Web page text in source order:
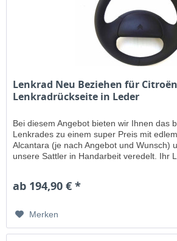
Lenkrad Neu Beziehen für
Lenkradrückseite in Leder
Bei diesem Angebot bieten wir Ihnen das
Lenkrades zu einem super Preis mit
Alcantara (je nach Angebot und Wunsch)
unsere Sattler in Handarbeit veredelt. Ihr
ab 194,90 € *
Merken